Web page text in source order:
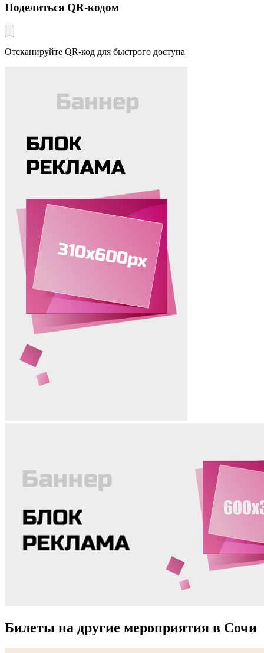
Поделиться QR-кодом
Отсканируйте QR-код для быстрого доступа
Билеты на другие мероприятия в Сочи